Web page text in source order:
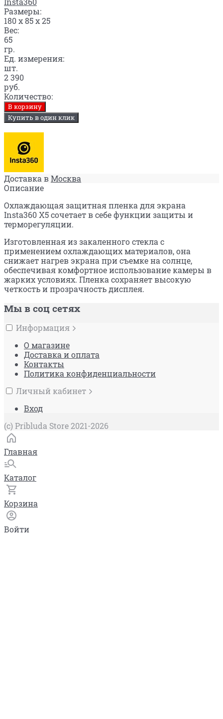
Размеры:
180 x 85 x 25
Вес:
65
гр.
Ед. измерения:
шт.
2 390
руб.
Количество:
В корзину
Купить в один клик
Доставка вМосква
Описание
Охлаждающая защитная пленка для экрана
Insta360 X5 сочетает в себе функции защиты и
терморегуляции.
Изготовленная из закаленного стекла с
применением охлаждающих материалов, она
снижает нагрев экрана при съемке на солнце,
обеспечивая комфортное использование камеры в
жарких условиях. Пленка сохраняет высокую
четкость и прозрачность дисплея.
Мы в соц сетях
Информация
О магазине
Доставка и оплата
Контакты
Политика конфиденциальности
Личный кабинет
Вход
(c) Pribluda Store 2021-2026
Главная
Каталог
Корзина
Войти